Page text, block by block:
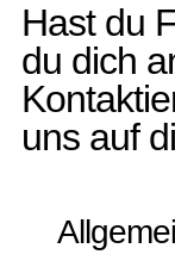
Hast du
du dich
uns auf